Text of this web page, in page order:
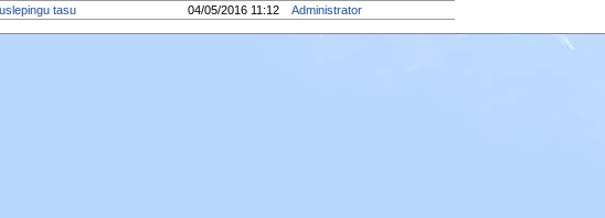
tasu 04/05/2016 11:12 Administrator